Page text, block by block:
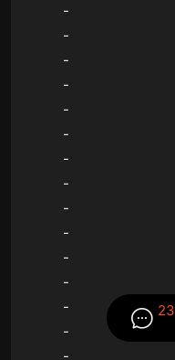
-
-
-
-
-
-
-
-
-
-
-
-
-
-
-
23